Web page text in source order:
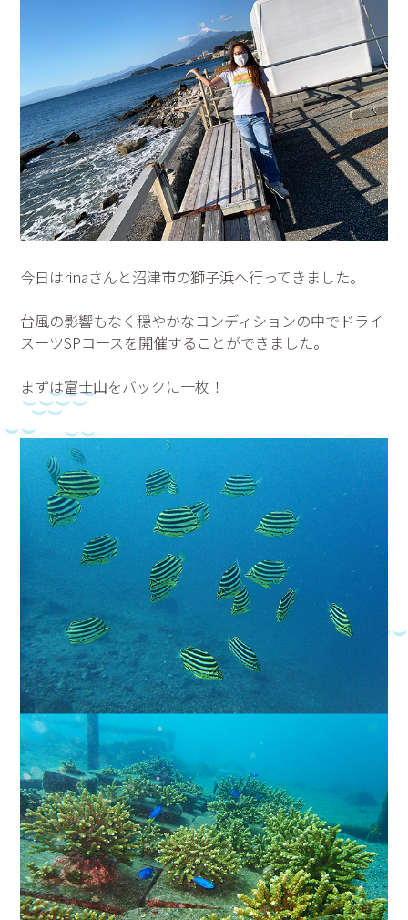
今日はrinaさんと沼津市の獅子浜へ行ってきました。
台風の影響もなく穏やかなコンディションの中でドライ
スーツSPコースを開催することができました。
まずは富士山をバックに一枚！